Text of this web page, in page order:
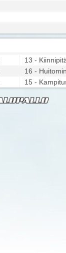
13 -
16 -
15 -